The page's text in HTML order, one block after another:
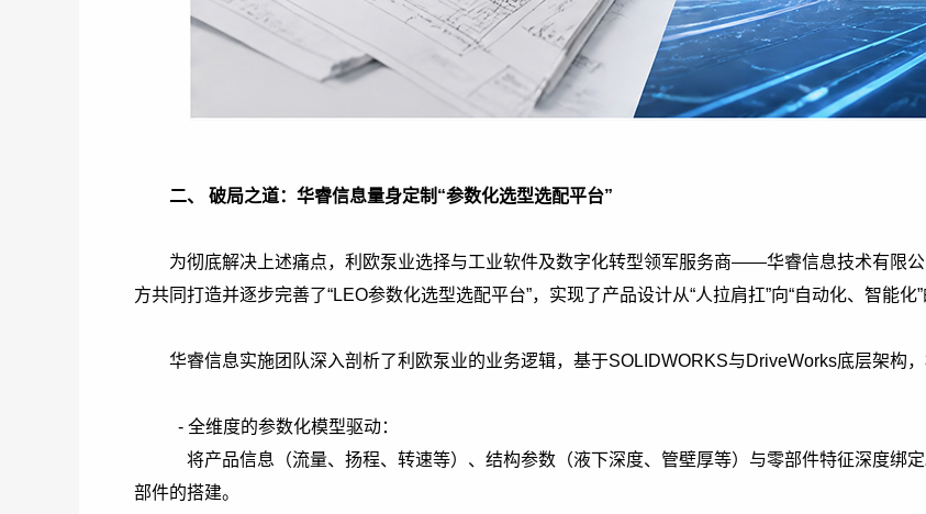
二、 破局之道：华睿信息量身定制“参数化选型选配平台”
为彻底解决上述痛点，利欧泵业选择与工业软件及数字化转型领军服务商——华睿信息技术有限
方共同打造并逐步完善了“LEO参数化选型选配平台”，实现了产品设计从“人拉肩扛”向“自动化、智能化”
华睿信息实施团队深入剖析了利欧泵业的业务逻辑，基于SOLIDWORKS与DriveWorks底层架构
- 全维度的参数化模型驱动：
将产品信息（流量、扬程、转速等）、结构参数（液下深度、管壁厚等）与零部件特征深度绑
部件的搭建。